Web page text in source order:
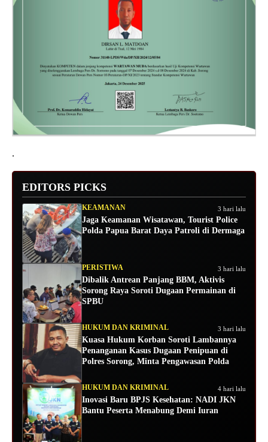
.
EDITORS PICKS
KEAMANAN 3 hari lalu
Jaga Keamanan Wisatawan, Tourist Police
Polda Papua Barat Daya Patroli di Dermaga
PERISTIWA 3 hari lalu
Dibalik Antrean Panjang BBM, Aktivis
Sorong Raya Soroti Dugaan Permainan di
SPBU
HUKUM DAN KRIMINAL 3 hari lalu
Kuasa Hukum Korban Soroti Lambannya
Penanganan Kasus Dugaan Penipuan di
Polres Sorong, Minta Pengawasan Polda
HUKUM DAN KRIMINAL 4 hari lalu
Inovasi Baru BPJS Kesehatan: NADI JKN
Bantu Peserta Menabung Demi Iuran